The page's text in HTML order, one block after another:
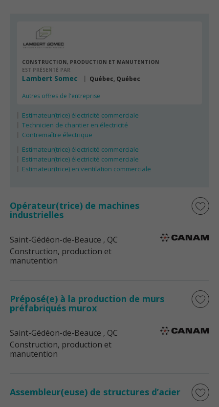
CONSTRUCTION, PRODUCTION ET MANUTENTION
EST PRÉSENTÉ PAR
Lambert Somec Québec, Québec
Autres offres de l'entreprise
Estimateur(trice) électricité commerciale
Technicien de chantier en électricité
Contremaître électrique
Estimateur(trice) électricité commerciale
Estimateur(trice) électricité commerciale
Estimateur(trice) en ventilation commerciale
Opérateur(trice) de machines
industrielles
Saint-Gédéon-de-Beauce , QC
Construction, production et
manutention
Préposé(e) à la production de murs
préfabriqués murox
Saint-Gédéon-de-Beauce , QC
Construction, production et
manutention
Assembleur(euse) de structures d’acier